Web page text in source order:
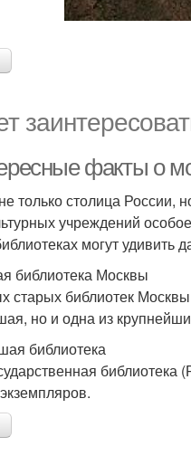
факты о
только столица России,
учреждений
могут удивить
библиотека Москвы
старых библиотек
но и одна из
библиотека